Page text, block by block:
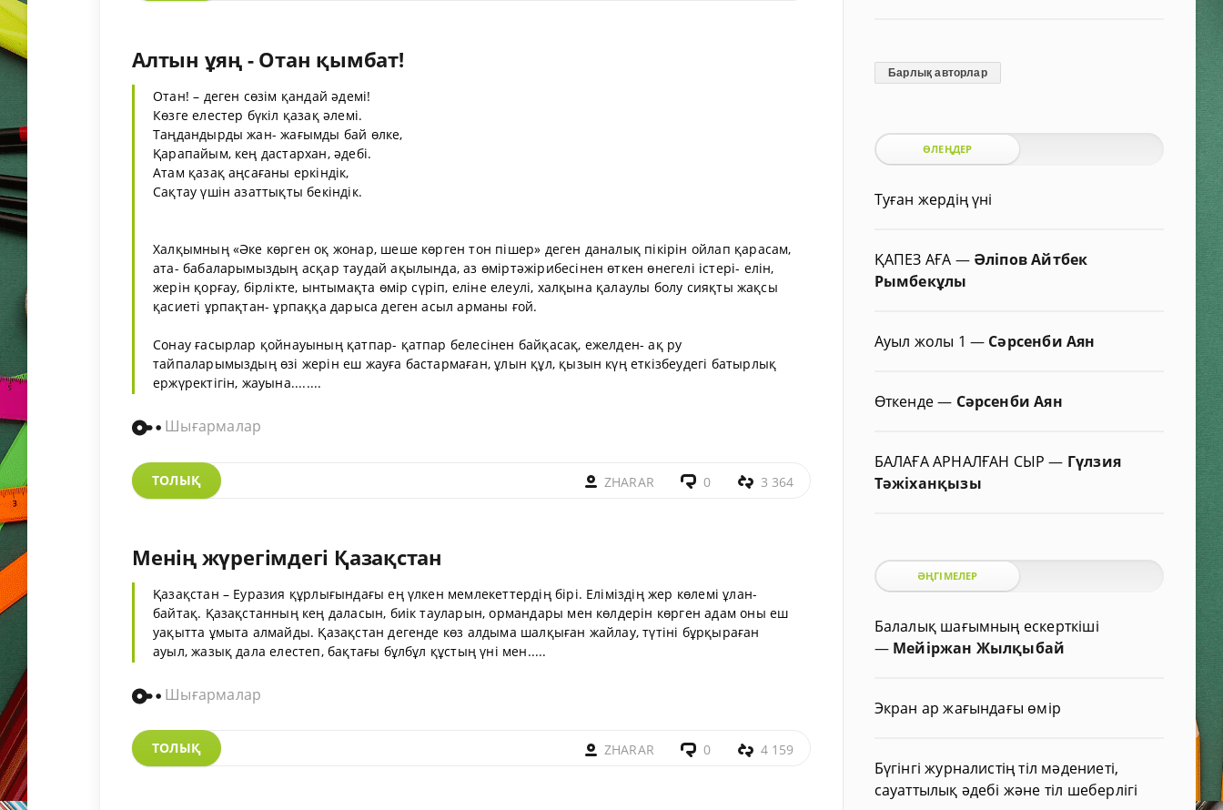
Алтын ұяң - Отан қымбат!
Отан! – деген сөзім қандай әдемі!
Көзге елестер бүкіл қазақ әлемі.
Таңдандырды жан- жағымды бай өлке,
Қарапайым, кең дастархан, әдебі.
Атам қазақ аңсағаны еркіндік,
Сақтау үшін азаттықты бекіндік.
Халқымның «Әке көрген оқ жонар, шеше көрген тон пішер» деген даналық пікірін ойлап қарасам,
ата- бабаларымыздың асқар таудай ақылында, аз өміртәжірибесінен өткен өнегелі істері- елін,
жерін қорғау, бірлікте, ынтымақта өмір сүріп, еліне елеулі, халқына қалаулы болу сияқты жақсы
қасиеті ұрпақтан- ұрпаққа дарыса деген асыл арманы ғой.
Сонау ғасырлар қойнауының қатпар- қатпар белесінен байқасақ, ежелден- ақ ру
тайпаларымыздың өзі жерін еш жауға бастармаған, ұлын құл, қызын күң еткізбеудегі батырлық
ержүректігін, жауына........
Шығармалар
ТОЛЫҚ ZHARAR 0 3 364
Менің жүрегімдегі Қазақстан
Қазақстан – Еуразия құрлығындағы ең үлкен мемлекеттердің бірі. Еліміздің жер көлемі ұлан-
байтақ. Қазақстанның кең даласын, биік тауларын, ормандары мен көлдерін көрген адам оны еш
уақытта ұмыта алмайды. Қазақстан дегенде көз алдыма шалқыған жайлау, түтіні бұрқыраған
ауыл, жазық дала елестеп, бақтағы бұлбұл құстың үні мен.....
Шығармалар
ТОЛЫҚ ZHARAR 0 4 159
Барлық авторлар
ӨЛЕҢДЕР
Туған жердің үні
ҚАПЕЗ АҒА — Әліпов Айтбек
Рымбекұлы
Ауыл жолы 1 — Сәрсенби Аян
Өткенде— Сәрсенби Аян
БАЛАҒА АРНАЛҒАН СЫР— Гүлзия
Тәжіханқызы
ӘҢГІМЕЛЕР
Балалық шағымның ескерткіші
— Мейіржан Жылқыбай
Экран ар жағындағы өмір
Бүгінгі журналистің тіл мәдениеті,
сауаттылық әдебі және тіл шеберлігі